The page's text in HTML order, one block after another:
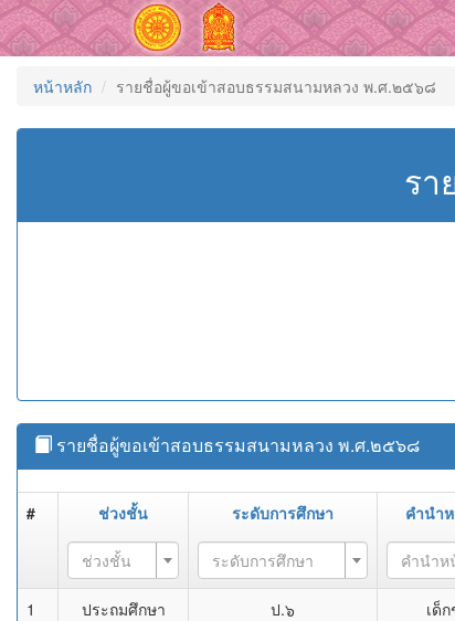
หน้าหลัก รายชื่อผู้ขอเข้าสอบธรรมสนามหลวง พ.ศ.๒๕๖๘
รา
รายชื่อผู้ขอเข้าสอบธรรมสนามหลวง พ.ศ.๒๕๖๘
# ช่วงชั้น ระดับการศึกษา คำนำ
ช่วงชั้น ระดับการศึกษา คำนำห
1 ประถมศึกษา ป.๖ เด็